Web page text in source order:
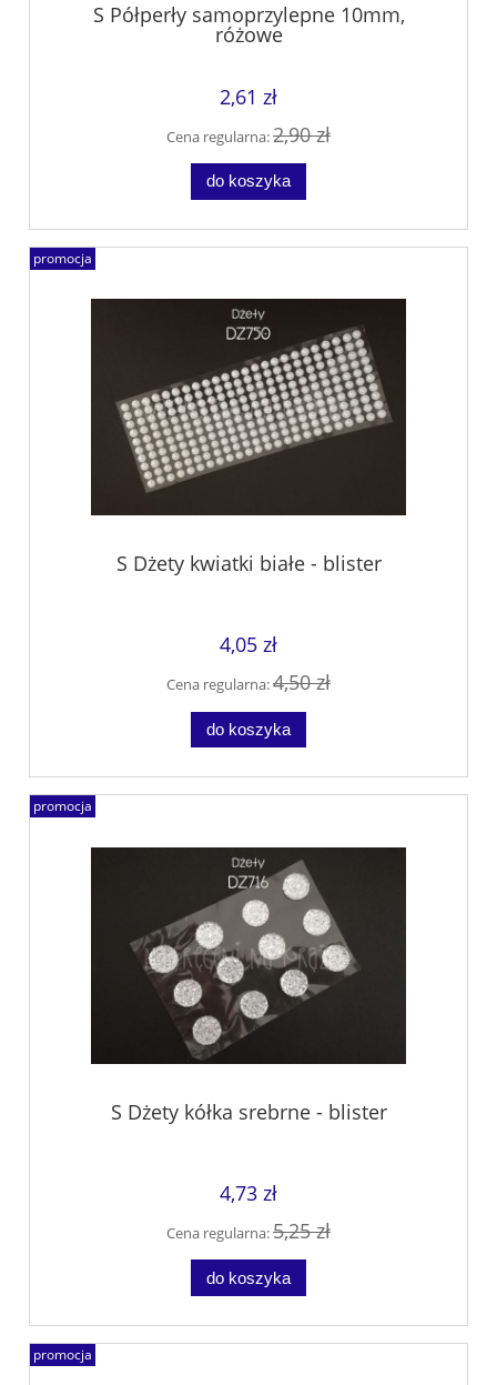
S Półperły samoprzylepne 10mm,
różowe
2,61 zł
Cena regularna:2,90 zł
do koszyka
S Dżety kwiatki białe - blister
4,05 zł
Cena regularna:4,50 zł
do koszyka
promocja
S Dżety kółka srebrne - blister
4,73 zł
Cena regularna:5,25 zł
do koszyka
promocja
promocja